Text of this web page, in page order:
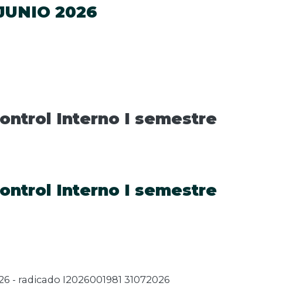
2026
Interno I semestre
Interno I semestre
radicado I2026001981 31072026